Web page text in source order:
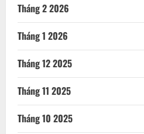
Tháng 2 2026
Tháng 1 2026
Tháng 12 2025
Tháng 11 2025
Tháng 10 2025